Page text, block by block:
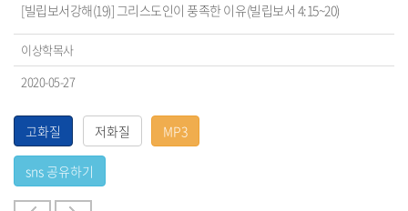
[빌립보서강해(19)] 그리스도인이 풍족한 이유(빌립보서 4:15~20)
이상학목사
2020-05-27